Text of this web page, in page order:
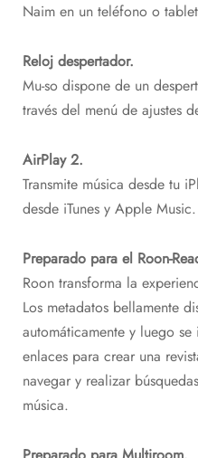
Naim en un teléfono o
Reloj despertador.
Mu-so dispone de un
través del menú de ajustes
AirPlay 2.
Transmite música desde tu
desde iTunes y Apple Music.
Preparado para el Roon-
Roon transforma la
Los metadatos bellamente
automáticamente y luego
enlaces para crear una
navegar y realizar
música.